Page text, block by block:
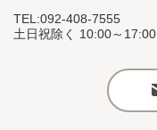
TEL:092-408-7555
土日祝除く 10:00～17:00